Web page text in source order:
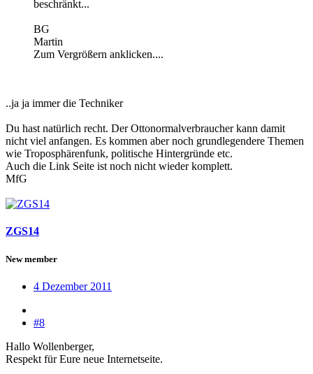
beschränkt...
BG
Martin
Zum Vergrößern anklicken....
..ja ja immer die Techniker
Du hast natürlich recht. Der Ottonormalverbraucher kann damit
nicht viel anfangen. Es kommen aber noch grundlegendere Themen
wie Troposphärenfunk, politische Hintergründe etc.
Auch die Link Seite ist noch nicht wieder komplett.
MfG
ZGS14
New member
4 Dezember 2011
#8
Hallo Wollenberger,
Respekt für Eure neue Internetseite.